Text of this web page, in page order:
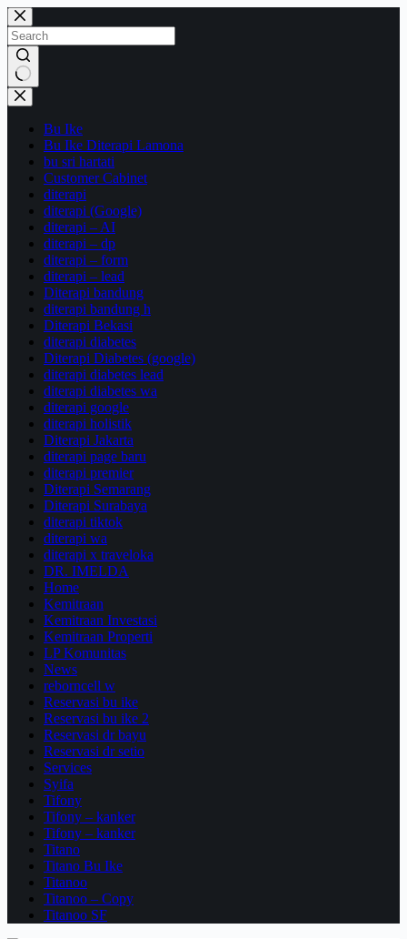
Skip
to
content
No
results
Bu Ike
Bu Ike Diterapi Lamona
bu sri hartati
Customer Cabinet
diterapi
diterapi (Google)
diterapi – AI
diterapi – dp
diterapi – form
diterapi – lead
Diterapi bandung
diterapi bandung h
Diterapi Bekasi
diterapi diabetes
Diterapi Diabetes (google)
diterapi diabetes lead
diterapi diabetes wa
diterapi google
diterapi holistik
Diterapi Jakarta
diterapi page baru
diterapi premier
Diterapi Semarang
Diterapi Surabaya
diterapi tiktok
diterapi wa
diterapi x traveloka
DR. IMELDA
Home
Kemitraan
Kemitraan Investasi
Kemitraan Properti
LP Komunitas
News
reborncell w
Reservasi bu ike
Reservasi bu ike 2
Reservasi dr bayu
Reservasi dr setio
Services
Syifa
Tifony
Tifony – kanker
Tifony – kanker
Titano
Titano Bu Ike
Titanoo
Titanoo – Copy
Titanoo SF